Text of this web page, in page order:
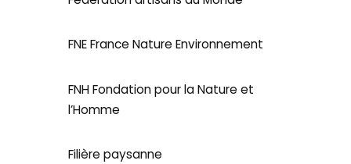
FNE France Nature Environnement
FNH Fondation pour la Nature et
l’Homme
Filière paysanne